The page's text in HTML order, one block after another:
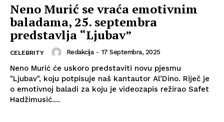
Neno Murić se vraća emotivnim
baladama, 25. septembra
predstavlja “Ljubav”
CELEBRITY Redakcija - 17 Septembra, 2025
Neno Murić će uskoro predstaviti novu pjesmu
"Ljubav", koju potpisuje naš kantautor Al’Dino. Riječ je
o emotivnoj baladi za koju je videozapis režirao Safet
Hadžimusić....